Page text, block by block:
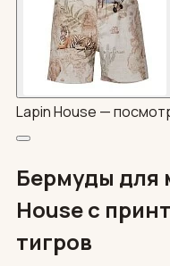
Lapin House —
Бермуды для
House с
тигров